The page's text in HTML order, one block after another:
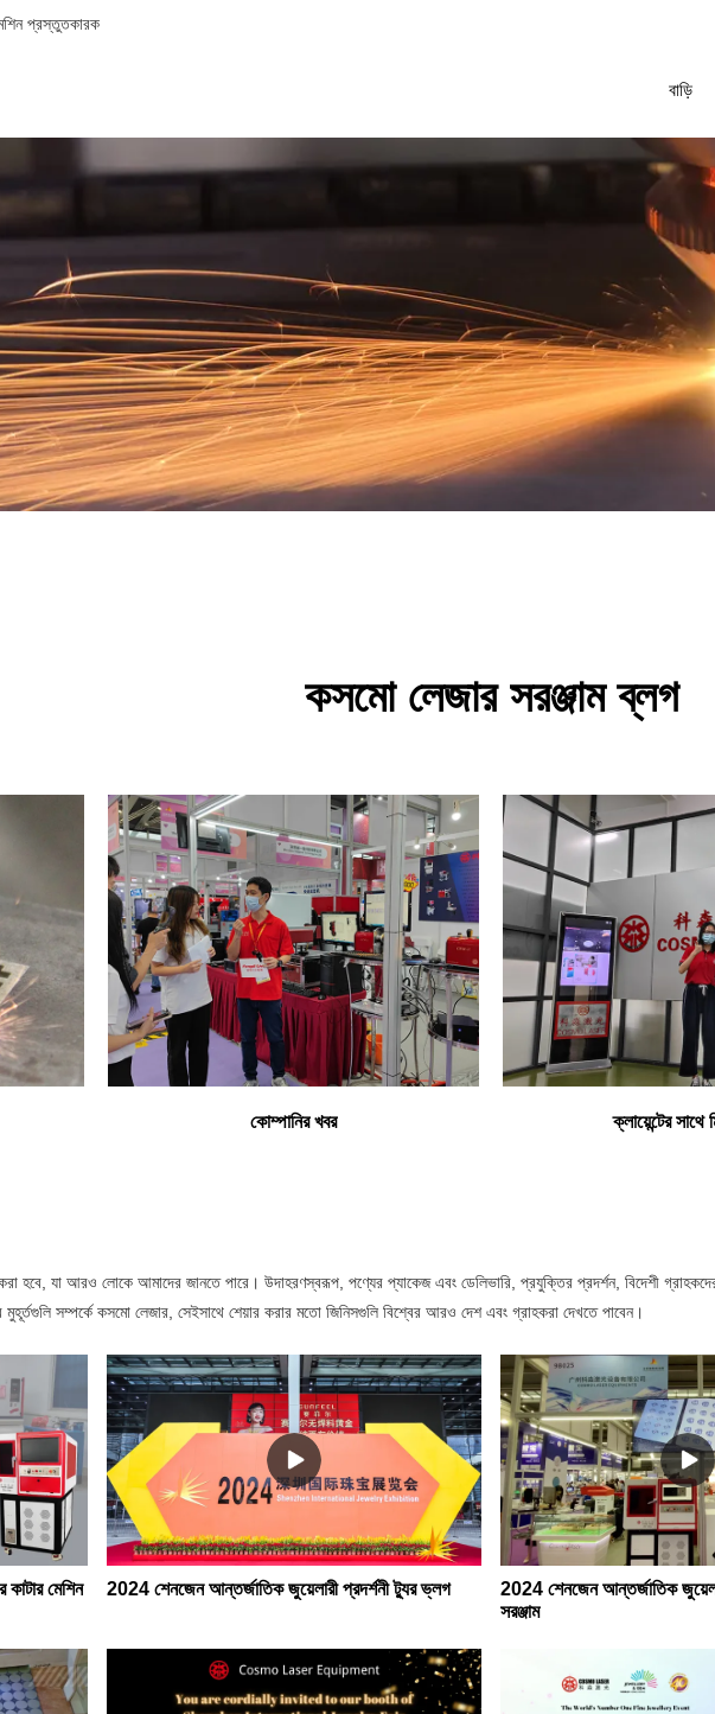
প্রস্তুতকারক
বাড়ি
কসমো লেজার সরঞ্জাম ব্লগ
কোম্পানির খবর ক্লায়েন্টের সাথে
যা আরও লোকে আমাদের জানতে পারে। উদাহরণস্বরূপ, পণ্যের প্যাকেজ এবং ডেলিভারি, প্রযুক্তির প্রদর্শন, বিদেশী গ্রাহকদের
সম্পর্কে কসমো লেজার, সেইসাথে শেয়ার করার মতো জিনিসগুলি বিশ্বের আরও দেশ এবং গ্রাহকরা দেখতে পাবেন।
মেশিন
2024 শেনজেন আন্তর্জাতিক জুয়েলারী প্রদর্শনী ট্যুর ভ্লগ
2024 শেনজেন আন্তর্জাতিক
সরঞ্জাম